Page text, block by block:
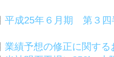
平成25年６月期 第３四
業績予想の修正に関する